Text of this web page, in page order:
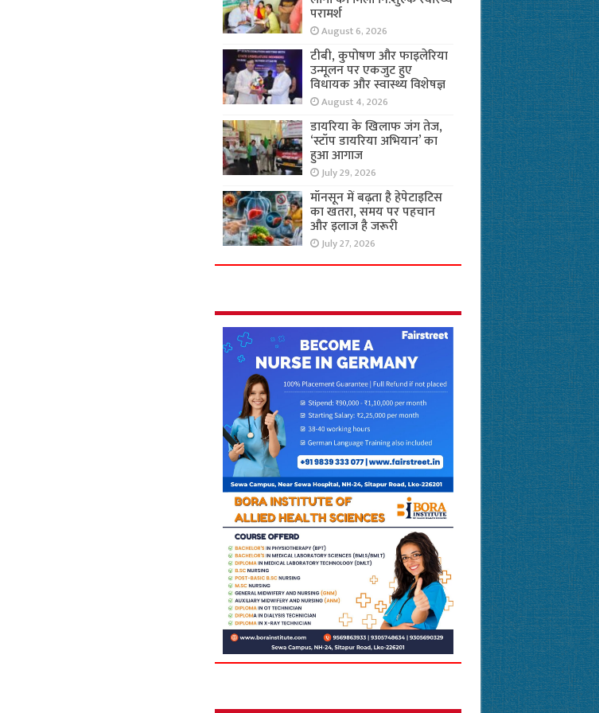
परामर्श
August 6, 2026
टीबी, कुपोषण और फाइलेरिया
उन्मूलन पर एकजुट हुए
विधायक और स्वास्थ्य विशेषज्ञ
August 4, 2026
डायरिया के खिलाफ जंग तेज,
‘स्टॉप डायरिया अभियान’ का
हुआ आगाज
July 29, 2026
मॉनसून में बढ़ता है हेपेटाइटिस
का खतरा, समय पर पहचान
और इलाज है जरूरी
July 27, 2026